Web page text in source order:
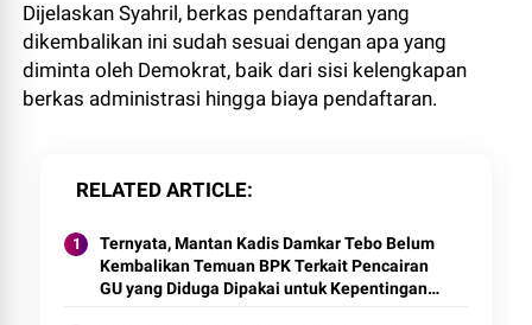
Dijelaskan Syahril, berkas pendaftaran yang
dikembalikan ini sudah sesuai dengan apa yang
diminta oleh Demokrat, baik dari sisi kelengkapan
berkas administrasi hingga biaya pendaftaran.
RELATED ARTICLE
Ternyata, Mantan Kadis Damkar Tebo Belum
Kembalikan Temuan BPK Terkait Pencairan
GU yang Diduga Dipakai untuk Kepentingan